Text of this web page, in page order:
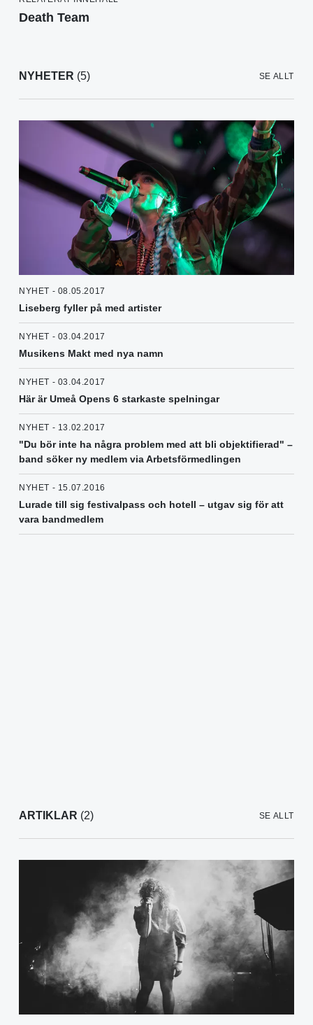
Death Team
NYHETER (5) SE ALLT
NYHET - 08.05.2017
Liseberg fyller på med artister
NYHET - 03.04.2017
Musikens Makt med nya namn
NYHET - 03.04.2017
Här är Umeå Opens 6 starkaste spelningar
NYHET - 13.02.2017
"Du bör inte ha några problem med att bli objektifierad" –
band söker ny medlem via Arbetsförmedlingen
NYHET - 15.07.2016
Lurade till sig festivalpass och hotell – utgav sig för att
vara bandmedlem
ARTIKLAR (2) SE ALLT